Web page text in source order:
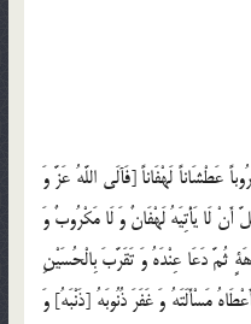
عَطْشَاناً لَهْفَاناً [فَآلَى اللَّهُ عَزَّ وَ
لَا يَأْتِيَهُ لَهْفَانٌ وَ لَا مَكْرُوبٌ وَ
ثُمَّ دَعَا عِنْدَهُ وَ تَقَرَّبَ بِالْحُسَيْنِ
مَسْأَلَتَهُ وَ غَفَرَ ذُنُوبَهُ [ذَنْبَهُ‏] وَ